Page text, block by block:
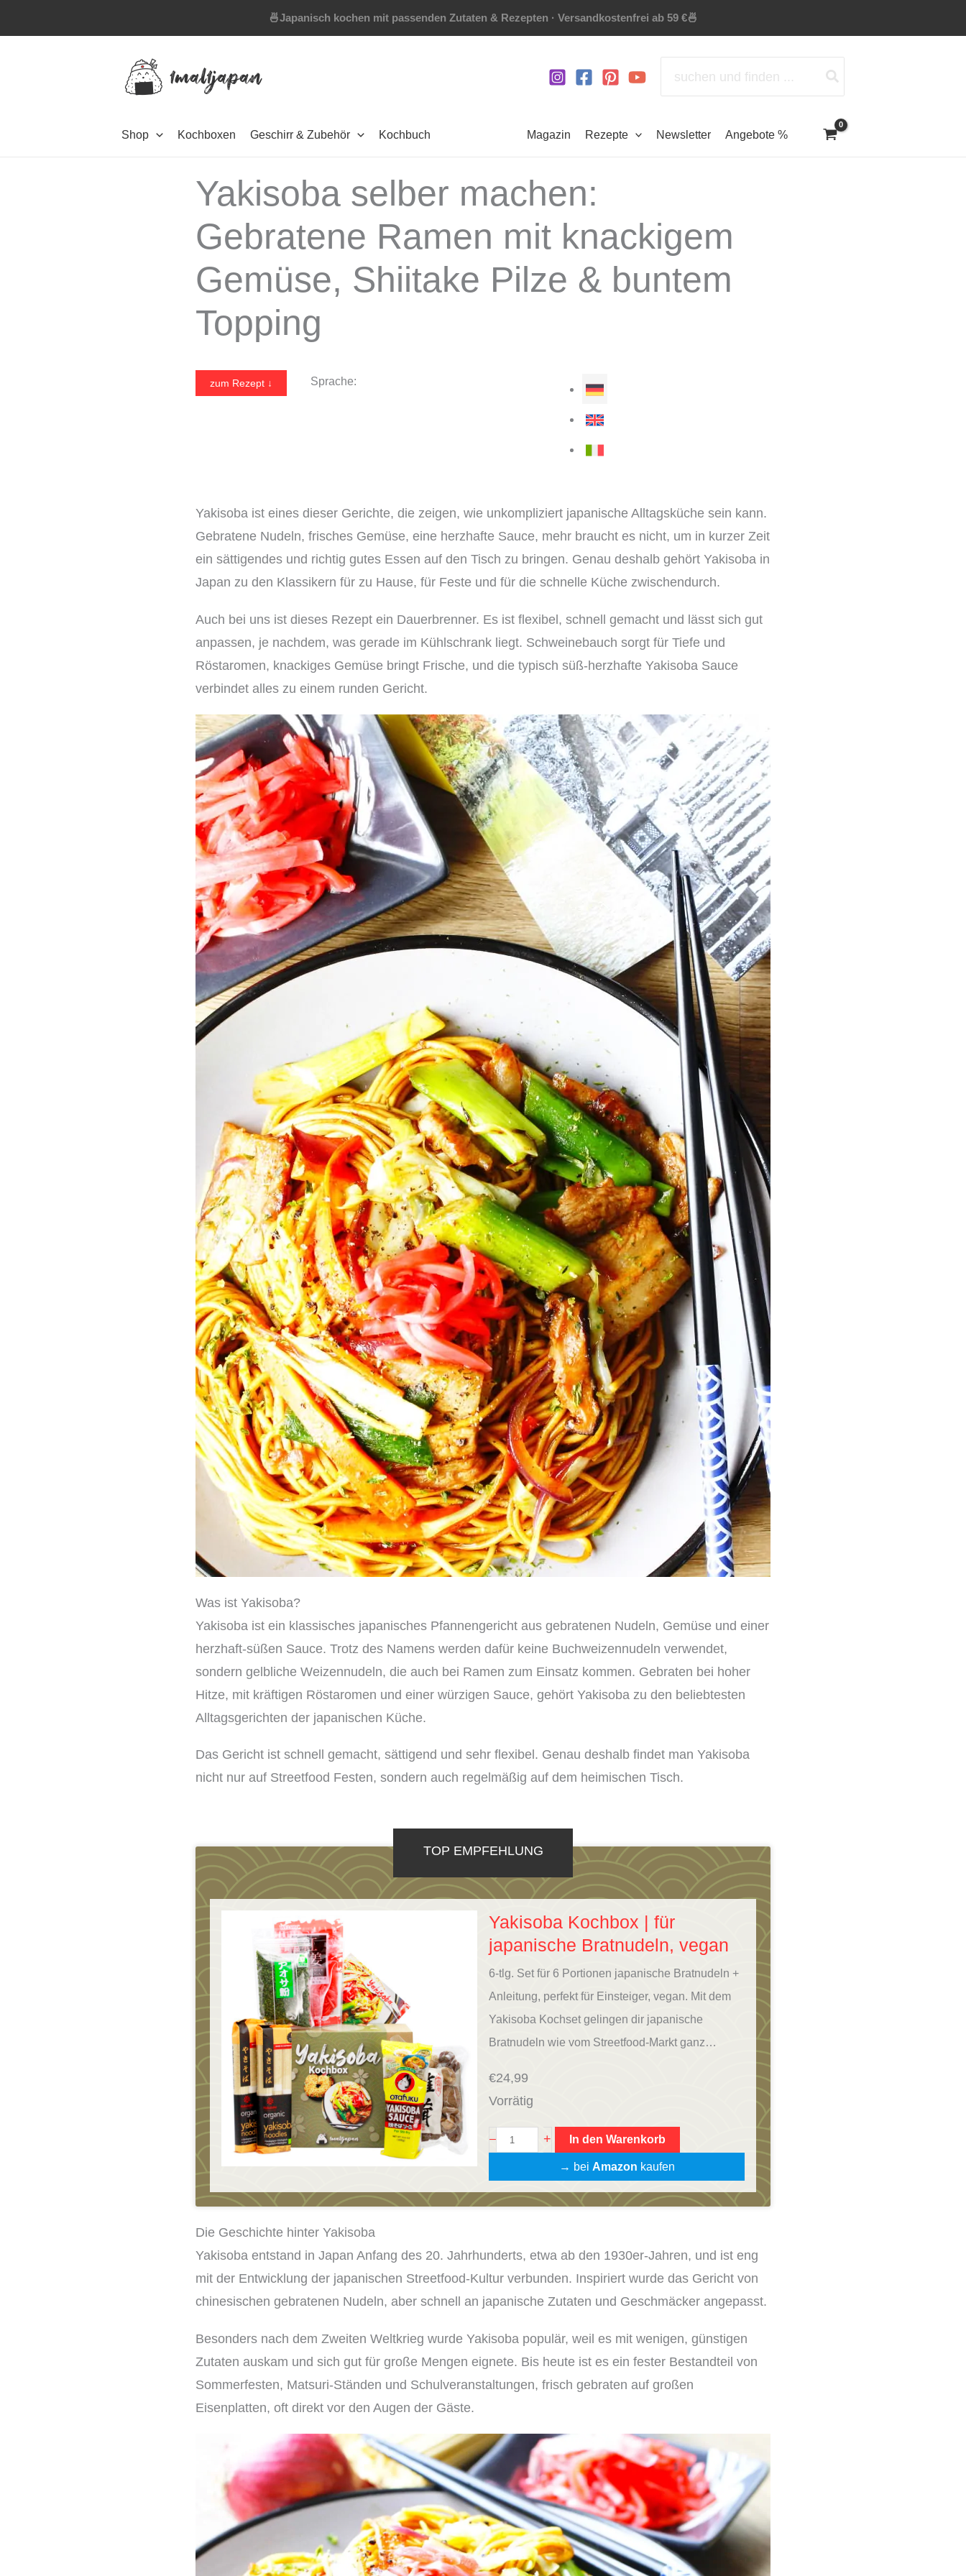
Inhalt
🍜Japanisch kochen mit passenden Zutaten & Rezepten · Versandkostenfrei ab 59 €🍜
for:
Shop Kochboxen Geschirr & Zubehör Kochbuch Magazin Rezepte Newsletter Angebote %
Yakisoba selber machen:
Gebratene Ramen mit knackigem
Gemüse, Shiitake Pilze & buntem
Topping
zum Rezept ↓ Sprache:
Yakisoba ist eines dieser Gerichte, die zeigen, wie unkompliziert japanische Alltagsküche sein kann.
Gebratene Nudeln, frisches Gemüse, eine herzhafte Sauce, mehr braucht es nicht, um in kurzer Zeit
ein sättigendes und richtig gutes Essen auf den Tisch zu bringen. Genau deshalb gehört Yakisoba in
Japan zu den Klassikern für zu Hause, für Feste und für die schnelle Küche zwischendurch.
Auch bei uns ist dieses Rezept ein Dauerbrenner. Es ist flexibel, schnell gemacht und lässt sich gut
anpassen, je nachdem, was gerade im Kühlschrank liegt. Schweinebauch sorgt für Tiefe und
Röstaromen, knackiges Gemüse bringt Frische, und die typisch süß-herzhafte Yakisoba Sauce
verbindet alles zu einem runden Gericht.
Was ist Yakisoba?
Yakisoba ist ein klassisches japanisches Pfannengericht aus gebratenen Nudeln, Gemüse und einer
herzhaft-süßen Sauce. Trotz des Namens werden dafür keine Buchweizennudeln verwendet,
sondern gelbliche Weizennudeln, die auch bei Ramen zum Einsatz kommen. Gebraten bei hoher
Hitze, mit kräftigen Röstaromen und einer würzigen Sauce, gehört Yakisoba zu den beliebtesten
Alltagsgerichten der japanischen Küche.
Das Gericht ist schnell gemacht, sättigend und sehr flexibel. Genau deshalb findet man Yakisoba
nicht nur auf Streetfood Festen, sondern auch regelmäßig auf dem heimischen Tisch.
TOP EMPFEHLUNG
Yakisoba Kochbox | für
japanische Bratnudeln, vegan
6-tlg. Set für 6 Portionen japanische Bratnudeln +
Anleitung, perfekt für Einsteiger, vegan. Mit dem
Yakisoba Kochset gelingen dir japanische
Bratnudeln wie vom Streetfood-Markt ganz…
€24,99
Vorrätig
–
Y
k
i
o
b
a
o
c
h
o
x
|
f
ü
r
+ In den Warenkorb
→ bei Amazon kaufen
Die Geschichte hinter Yakisoba
Yakisoba entstand in Japan Anfang des 20. Jahrhunderts, etwa ab den 1930er-Jahren, und ist eng
mit der Entwicklung der japanischen Streetfood-Kultur verbunden. Inspiriert wurde das Gericht von
chinesischen gebratenen Nudeln, aber schnell an japanische Zutaten und Geschmäcker angepasst.
Besonders nach dem Zweiten Weltkrieg wurde Yakisoba populär, weil es mit wenigen, günstigen
Zutaten auskam und sich gut für große Mengen eignete. Bis heute ist es ein fester Bestandteil von
Sommerfesten, Matsuri-Ständen und Schulveranstaltungen, frisch gebraten auf großen
Eisenplatten, oft direkt vor den Augen der Gäste.